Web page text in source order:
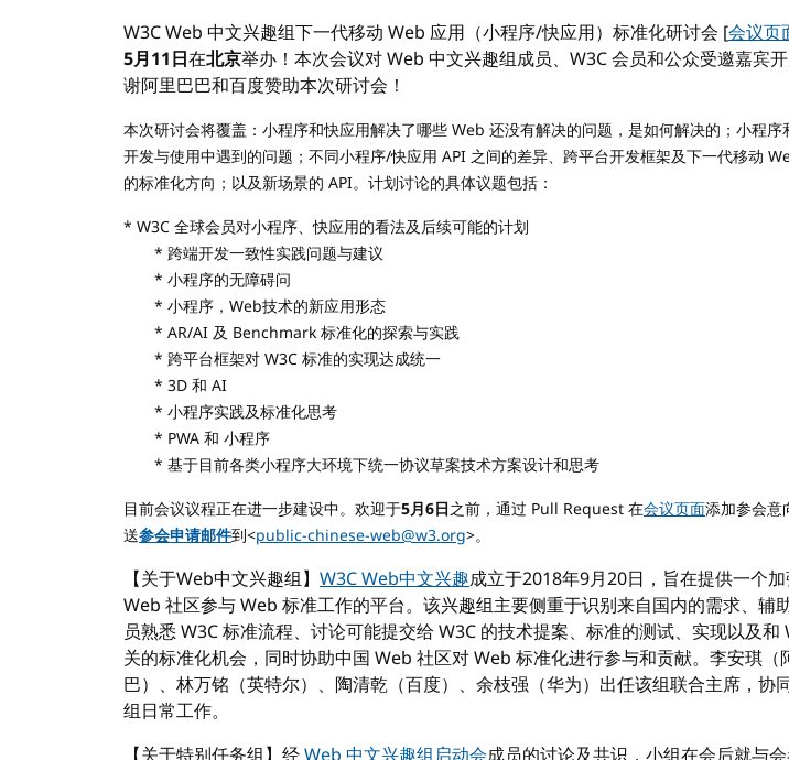
W3C Web 中文兴趣组下一代移动 Web 应用（小程序/快应用）标准化研讨会 [会议页
5月11日在北京举办！本次会议对 Web 中文兴趣组成员、W3C 会员和公众受邀嘉宾
谢阿里巴巴和百度赞助本次研讨会！
本次研讨会将覆盖：小程序和快应用解决了哪些 Web 还没有解决的问题，是如何解决的；小程序
开发与使用中遇到的问题；不同小程序/快应用 API 之间的差异、跨平台开发框架及下一代移动
的标准化方向；以及新场景的 API。计划讨论的具体议题包括：
* W3C 全球会员对小程序、快应用的看法及后续可能的计划
* 跨端开发一致性实践问题与建议
* 小程序的无障碍问
* 小程序，Web技术的新应用形态
* AR/AI 及 Benchmark 标准化的探索与实践
* 跨平台框架对 W3C 标准的实现达成统一
* 3D 和 AI
* 小程序实践及标准化思考
* PWA 和 小程序
* 基于目前各类小程序大环境下统一协议草案技术方案设计和思考
目前会议议程正在进一步建设中。 欢迎于5月6日之前，通过 Pull Request 在会议页面添加参会意
送参会申请邮件到<public-chinese-web@w3.org>。
【关于Web中文兴趣组】 W3C Web中文兴趣成立于2018年9月20日，旨在提供一个
Web 社区参与 Web 标准工作的平台。该兴趣组主要侧重于识别来自国内的需求、辅
员熟悉 W3C 标准流程、讨论可能提交给 W3C 的技术提案、标准的测试、实现以及和
关的标准化机会，同时协助中国 Web 社区对 Web 标准化进行参与和贡献。李安琪（
巴）、林万铭（英特尔）、陶清乾（百度）、余枝强（华为）出任该组联合主席，协
组日常工作。